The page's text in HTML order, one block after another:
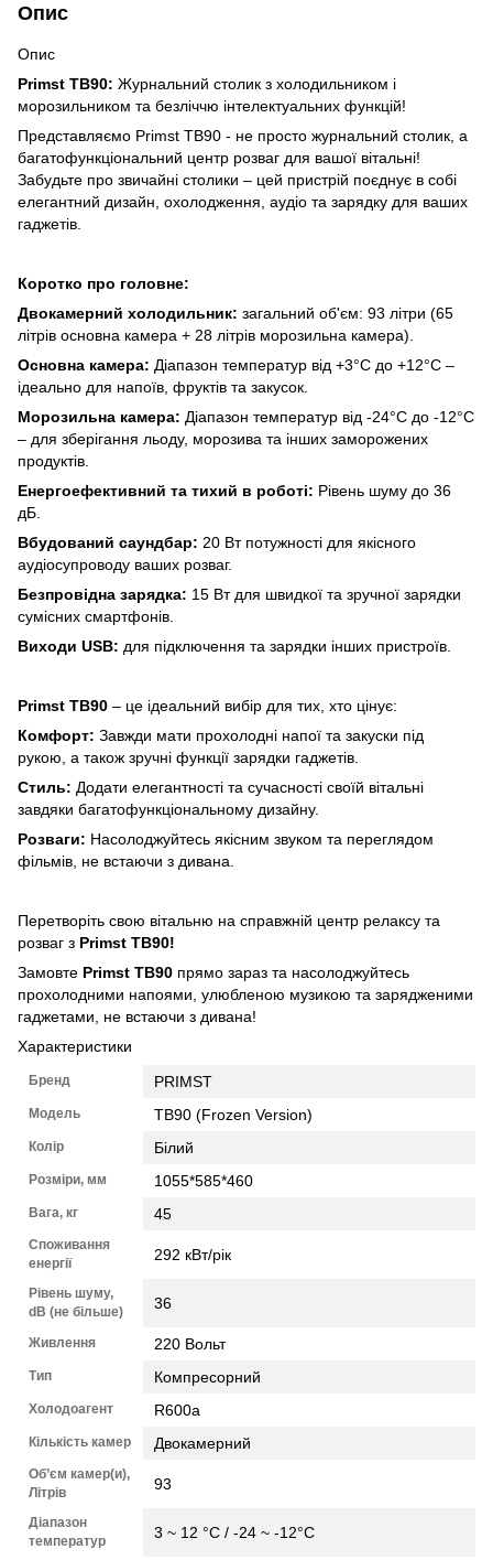
Опис
Опис
Primst TB90: Журнальний столик з холодильником і
морозильником та безліччю інтелектуальних функцій!
Представляємо Primst TB90 - не просто журнальний столик, а
багатофункціональний центр розваг для вашої вітальні!
Забудьте про звичайні столики – цей пристрій поєднує в собі
елегантний дизайн, охолодження, аудіо та зарядку для ваших
гаджетів.
Коротко про головне:
Двокамерний холодильник: загальний об'єм: 93 літри (65
літрів основна камера + 28 літрів морозильна камера).
Основна камера: Діапазон температур від +3°C до +12°C –
ідеально для напоїв, фруктів та закусок.
Морозильна камера: Діапазон температур від -24°C до -12°C
– для зберігання льоду, морозива та інших заморожених
продуктів.
Енергоефективний та тихий в роботі: Рівень шуму до 36
дБ.
Вбудований саундбар: 20 Вт потужності для якісного
аудіосупроводу ваших розваг.
Безпровідна зарядка: 15 Вт для швидкої та зручної зарядки
сумісних смартфонів.
Виходи USB: для підключення та зарядки інших пристроїв.
Primst TB90 – це ідеальний вибір для тих, хто цінує:
Комфорт: Завжди мати прохолодні напої та закуски під
рукою, а також зручні функції зарядки гаджетів.
Стиль: Додати елегантності та сучасності своїй вітальні
завдяки багатофункціональному дизайну.
Розваги: Насолоджуйтесь якісним звуком та переглядом
фільмів, не встаючи з дивана.
Перетворіть свою вітальню на справжній центр релаксу та
розваг з Primst TB90!
Замовте Primst TB90 прямо зараз та насолоджуйтесь
прохолодними напоями, улюбленою музикою та зарядженими
гаджетами, не встаючи з дивана!
Характеристики
Бренд PRIMST
Модель TB90 (Frozen Version)
Колір Білий
Розміри, мм 1055*585*460
Вага, кг 45
Споживання
енергії
292 кВт/рік
Рівень шуму,
dB (не більше)
36
Живлення 220 Вольт
Тип Компресорний
Холодоагент R600a
Кількість камер Двокамерний
Об’єм камер(и),
Літрів
93
Діапазон
температур
3 ~ 12 °C / -24 ~ -12°C